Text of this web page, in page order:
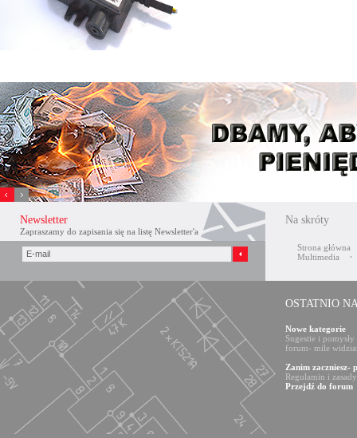
سكس
Newsletter
Zapraszamy do zapisania się na listę Newsletter'a
Na skróty
Strona główna
Multimedia
OSTATNIO
Nowe kategorie
Sugestie i
forum- mile
Zanim zaczniesz-
Regulamin i
Przejdź do forum